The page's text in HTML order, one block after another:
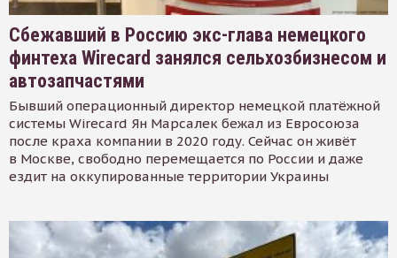
Сбежавший в Россию экс-глава немецкого
финтеха Wirecard занялся сельхозбизнесом и
автозапчастями
Бывший операционный директор немецкой платёжной
системы Wirecard Ян Марсалек бежал из Евросоюза
после краха компании в 2020 году. Сейчас он живёт
в Москве, свободно перемещается по России и даже
ездит на оккупированные территории Украины